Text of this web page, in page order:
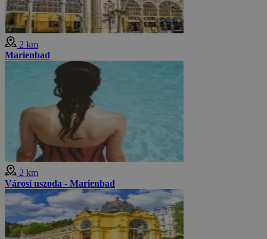
2 km
Marienbad
2 km
Városi uszoda - Marienbad